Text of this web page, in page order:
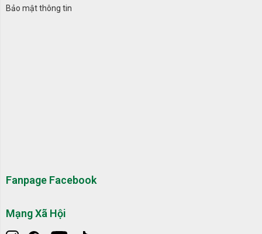
Bảo mật thông tin
Fanpage Facebook
Mạng Xã Hội